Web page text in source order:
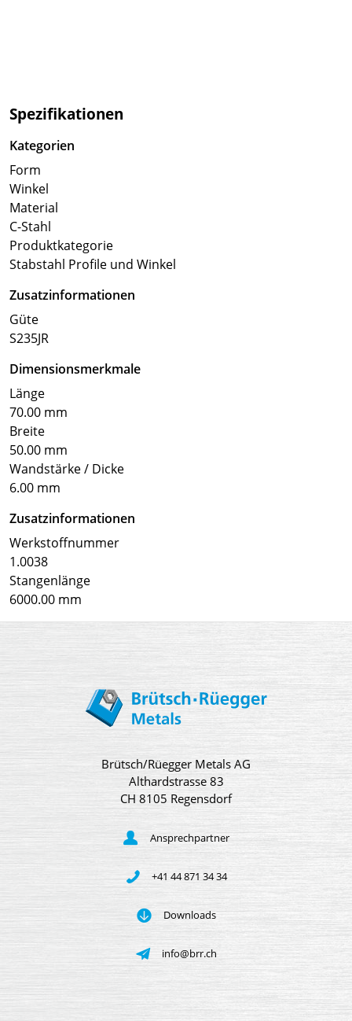
Spezifikationen
Kategorien
Form
Winkel
Material
C-Stahl
Produktkategorie
Stabstahl Profile und Winkel
Zusatzinformationen
Güte
S235JR
Dimensionsmerkmale
Länge
70.00 mm
Breite
50.00 mm
Wandstärke / Dicke
6.00 mm
Zusatzinformationen
Werkstoffnummer
1.0038
Stangenlänge
6000.00 mm
Brütsch/Rüegger Metals AG
Althardstrasse 83
CH 8105 Regensdorf
Ansprechpartner
+41 44 871 34 34
Downloads
info@brr.ch